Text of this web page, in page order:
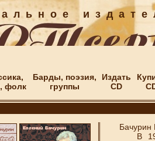
л ь н о е и з д а т е
фолк
Барды, поэзия,
группы
Издать
CD
Бачурин
В 1959 г.